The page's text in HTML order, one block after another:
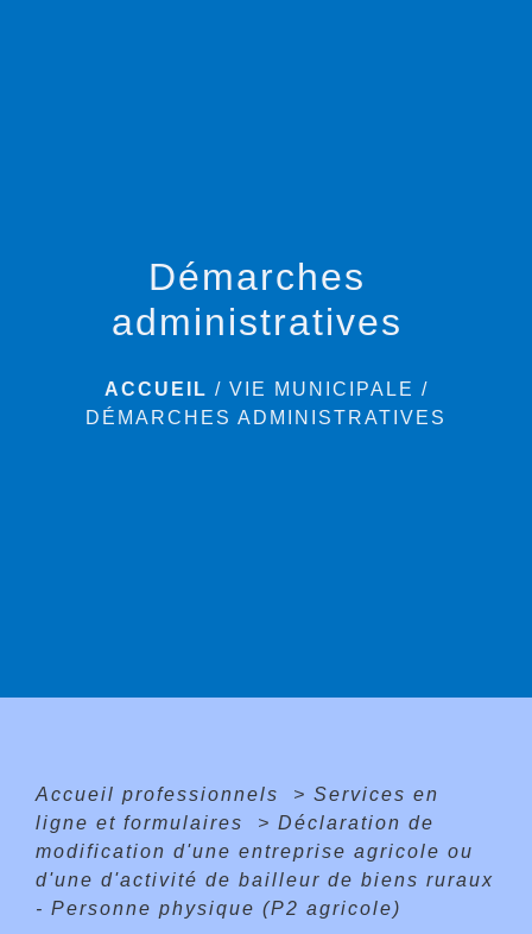
Démarches
administratives
ACCUEIL / VIE MUNICIPALE /
DÉMARCHES ADMINISTRATIVES
Accueil professionnels > Services en
ligne et formulaires
> Déclaration de
modification d'une entreprise agricole ou
d'une d'activité de bailleur de biens ruraux
- Personne physique (P2 agricole)